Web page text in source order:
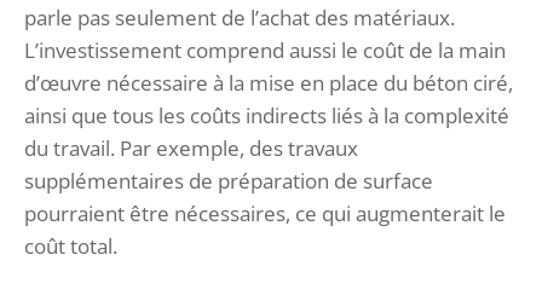
parle pas seulement de l’achat des matériaux.
L’investissement comprend aussi le coût de la main
d’œuvre nécessaire à la mise en place du béton ciré,
ainsi que tous les coûts indirects liés à la complexité
du travail. Par exemple, des travaux
supplémentaires de préparation de surface
pourraient être nécessaires, ce qui augmenterait le
coût total.